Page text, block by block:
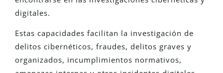
digitales.
Estas capacidades facilitan la investigación de
delitos cibernéticos, fraudes, delitos graves y
organizados, incumplimientos normativos,